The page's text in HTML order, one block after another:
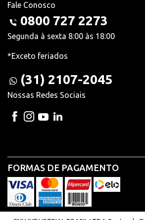
Fale Conosco
0800 727 2273
Segunda à sexta 8:00 às 18:00
*Exceto feriados
(31) 2107-2045
Nossas Redes Sociais
FORMAS DE PAGAMENTO